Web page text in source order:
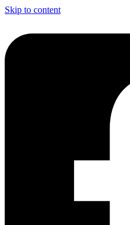
Skip to content